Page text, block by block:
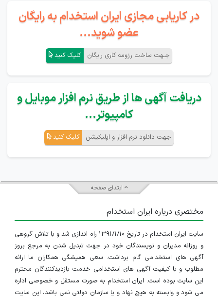
در کاریابی مجازی ایران استخدام به رایگان
عضو شوید...
جـهت ساخت رزومه کاری رایگان کلیک کنید
دریافت آگهی ها از طریق نرم افزار موبایل و
کامپیوتر...
جهت دانلود نرم افزار و اپلیکیشن کلیک کنید
ابتدای صفحه
مختصری درباره ایران استخدام
سایت ایران استخدام در تاریخ ۱۳۹۱/۱/۱۰ راه اندازی شد و با تلاش گروهی
و روزانه مدیران و نویسندگان خود در جهت تبدیل شدن به مرجع بروز
آگهی های استخدامی گام برداشت. سعی همیشگی همکاران ما ارائه
مطلوب و با کیفیت آگهی های استخدامی خدمت بازدیدکنندگان محترم
این سایت بوده است. ایران استخدام به صورت مستقل و خصوصی اداره
می شود و وابسته به هیچ نهاد و یا سازمان دولتی نمی باشد، این سایت